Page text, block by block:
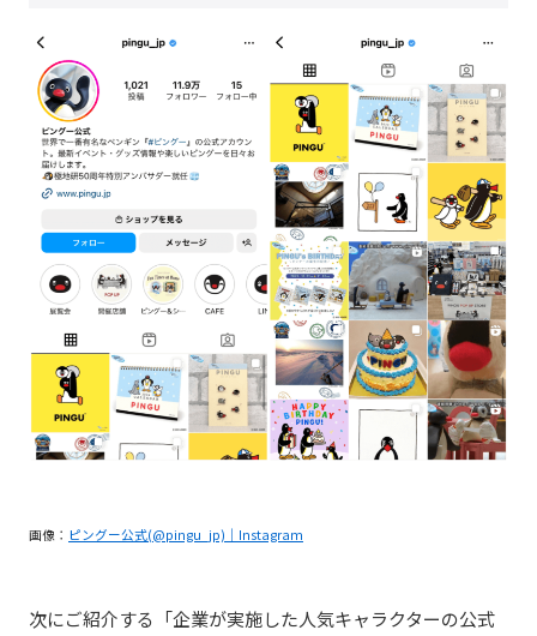
画像： ピングー公式(@pingu_jp)｜Instagram
次にご紹介する「企業が実施した人気キャラクターの公式